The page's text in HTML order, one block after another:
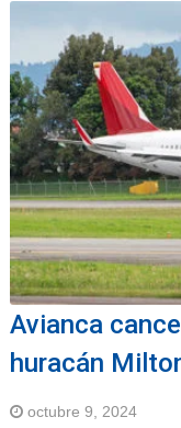
Avianca
huracán
octubre 9, 2024